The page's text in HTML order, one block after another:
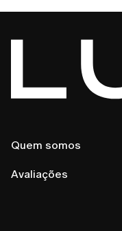
Quem somos
Avaliações